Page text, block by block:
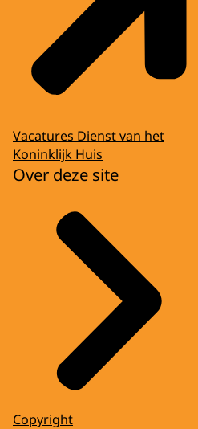
Vacatures Dienst van het
Koninklijk Huis
Over deze site
Copyright